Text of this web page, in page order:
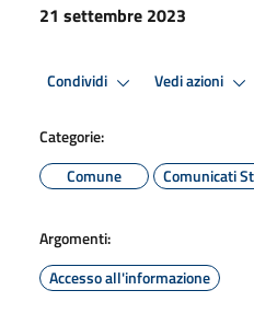
21 settembre 2023
Condividi Vedi azioni
Categorie:
Comune
Comunicati
Argomenti:
Accesso all'informazione